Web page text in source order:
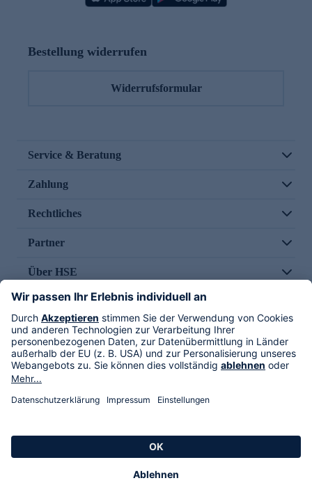
Bestellung widerrufen
Widerrufsformular
Service & Beratung
Zahlung
Rechtliches
Partner
Über HSE
Im TV
HSE International